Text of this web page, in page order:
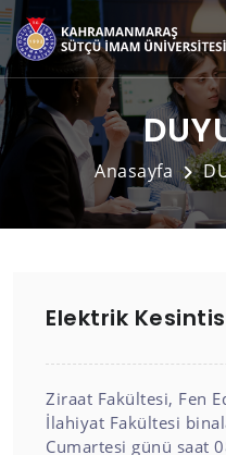
Anasayfa
Elektrik
Ziraat Fakültesi, Fen
İlahiyat Fakültesi
Cumartesi günü saat